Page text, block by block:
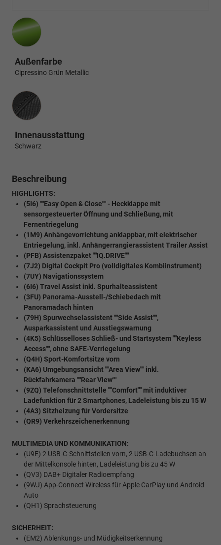
Außenfarbe
Cipressino Grün Metallic
Innenausstattung
Innenausstattung
Schwarz
Beschreibung
HIGHLIGHTS:
(5I6) ""Easy Open & Close"" - Heckklappe mit
sensorgesteuerter Öffnung und Schließung, mit
Fernentriegelung
(1M9) Anhängevorrichtung anklappbar, mit elektrischer
Entriegelung, inkl. Anhängerrangierassistent Trailer Assist
(PFB) Assistenzpaket ""IQ.DRIVE""
(7J2) Digital Cockpit Pro (volldigitales Kombiinstrument)
(7UY) Navigationssystem
(6I6) Travel Assist inkl. Spurhalteassistent
(3FU) Panorama-Ausstell-/Schiebedach mit
Panoramadach hinten
(79H) Spurwechselassistent ""Side Assist"",
Ausparkassistent und Ausstiegswarnung
(4K5) Schlüsselloses Schließ- und Startsystem ""Keyless
Access"", ohne SAFE-Verriegelung
(Q4H) Sport-Komfortsitze vorn
(KA6) Umgebungsansicht ""Area View"" inkl.
Rückfahrkamera ""Rear View""
(9ZQ) Telefonschnittstelle ""Comfort"" mit induktiver
Ladefunktion für 2 Smartphones, Ladeleistung bis zu 15 W
(4A3) Sitzheizung für Vordersitze
(QR9) Verkehrszeichenerkennung
MULTIMEDIA UND KOMMUNIKATION:
(U9E) 2 USB-C-Schnittstellen vorn, 2 USB-C-Ladebuchsen an
der Mittelkonsole hinten, Ladeleistung bis zu 45 W
(QV3) DAB+ Digitaler Radioempfang
(9WJ) App-Connect Wireless für Apple CarPlay und Android
Auto
(QH1) Sprachsteuerung
SICHERHEIT:
(EM2) Ablenkungs- und Müdigkeitserkennung